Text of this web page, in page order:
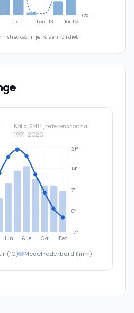
tis 11 tors 13 lör 15
0%
· streckad linje: % sannolikhet
Källa: SMHI, referensnormal
1991–2020
Jun Aug Okt Dec
-7°
0°
7°
14°
21°
(°C) Medelnederbörd (mm)